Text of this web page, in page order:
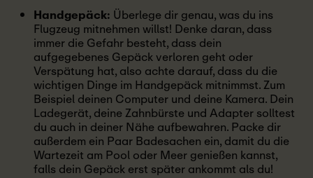
Handgepäck: Überlege dir genau, was du ins
Flugzeug mitnehmen willst! Denke daran, dass
immer die Gefahr besteht, dass dein
aufgegebenes Gepäck verloren geht oder
Verspätung hat, also achte darauf, dass du die
wichtigen Dinge im Handgepäck mitnimmst. Zum
Beispiel deinen Computer und deine Kamera. Dein
Ladegerät, deine Zahnbürste und Adapter solltest
du auch in deiner Nähe aufbewahren. Packe dir
außerdem ein Paar Badesachen ein, damit du die
Wartezeit am Pool oder Meer genießen kannst,
falls dein Gepäck erst später ankommt als du!